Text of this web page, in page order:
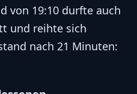
von 19:10 durfte auch
und reihte sich
nach 21 Minuten: